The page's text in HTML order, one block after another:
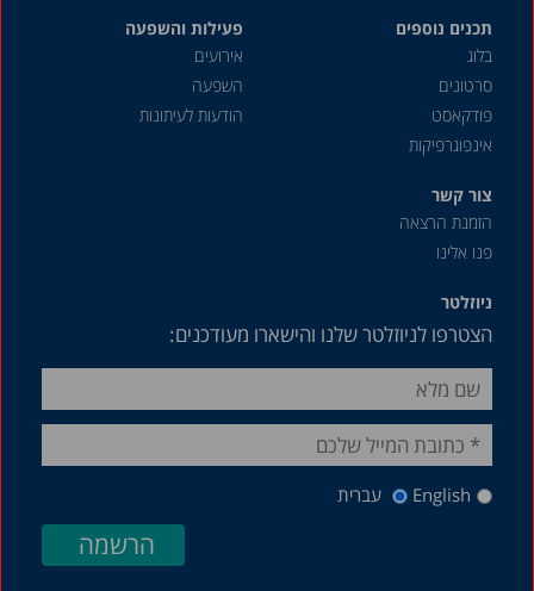
דצמבר 2019
תכנים נוספים
בלוג
סרטונים
פודקאסט
אינפוגרפיקות
פעילות והשפעה
אירועים
השפעה
הודעות לעיתונות
צור קשר
הזמנת הרצאה
פנו אלינו
ניוזלטר
הצטרפו לניוזלטר שלנו והישארו מעודכנים:
English עברית